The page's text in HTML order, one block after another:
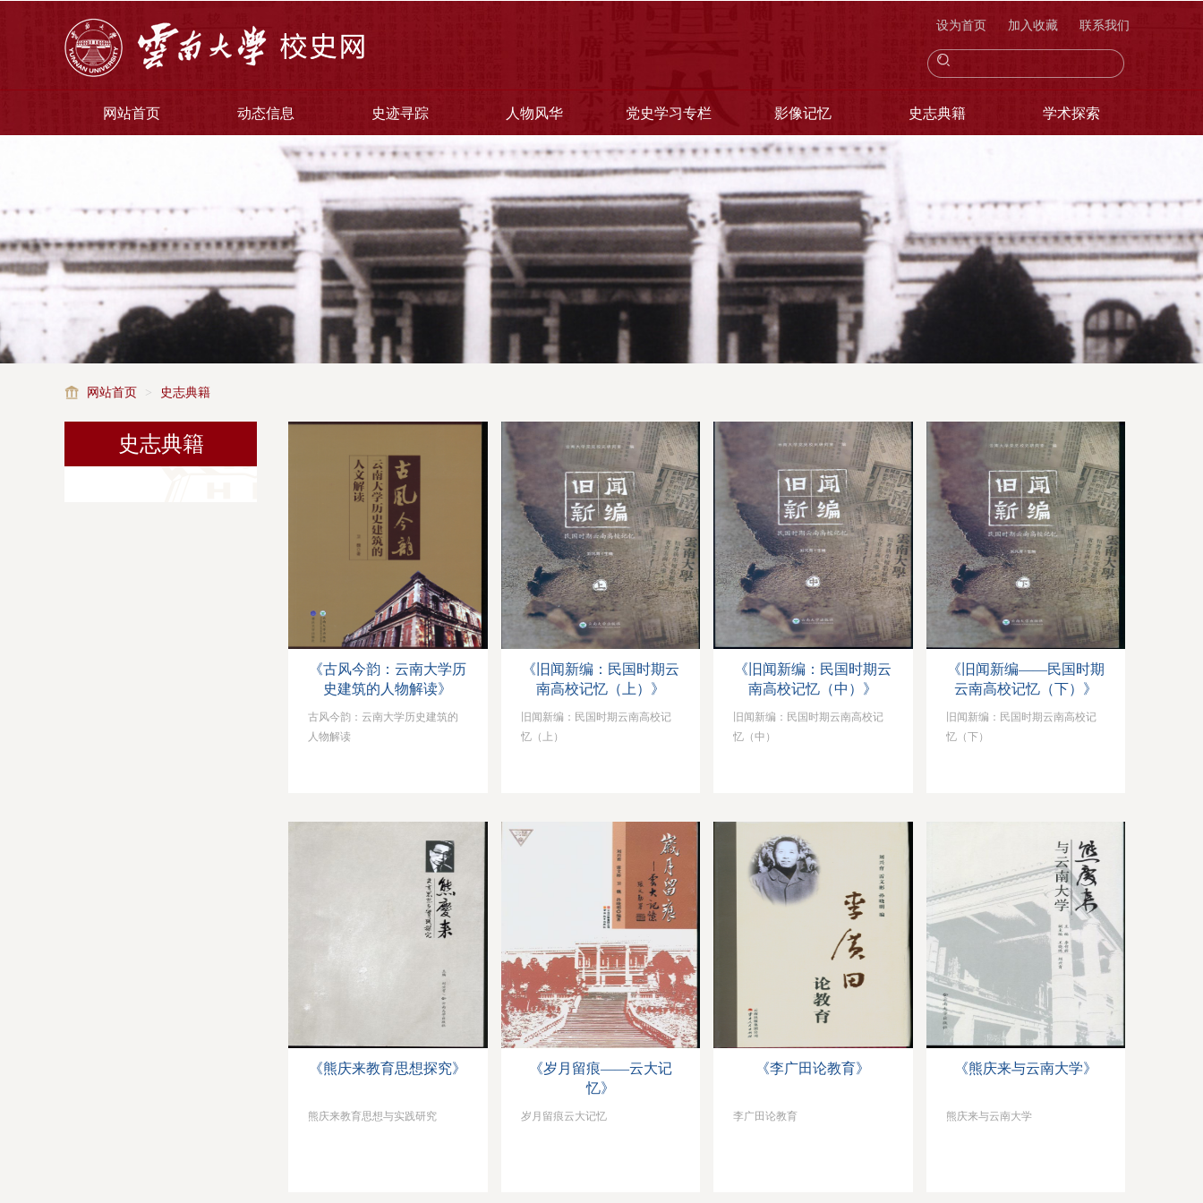
设为首页 加入收藏 联系我们
网站首页 动态信息 史迹寻踪 人物风华 党史学习专栏 影像记忆 史志典籍 学术探索
网站首页 > 史志典籍
史志典籍
《古风今韵：云南大学历
史建筑的人物解读》
古风今韵：云南大学历史建筑的
人物解读
《旧闻新编：民国时期云
南高校记忆（上）》
旧闻新编：民国时期云南高校记
忆（上）
《旧闻新编：民国时期云
南高校记忆（中）》
旧闻新编：民国时期云南高校记
忆（中）
《旧闻新编——民国时期
云南高校记忆（下）》
旧闻新编：民国时期云南高校记
忆（下）
《熊庆来教育思想探究》
熊庆来教育思想与实践研究
《岁月留痕——云大记
忆》
岁月留痕云大记忆
《李广田论教育》
李广田论教育
《熊庆来与云南大学》
熊庆来与云南大学